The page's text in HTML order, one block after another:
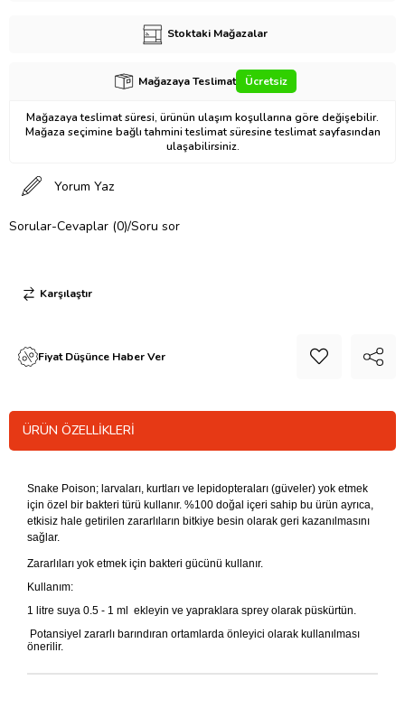
Stoktaki Mağazalar
Mağazaya Teslimat Ücretsiz
Mağazaya teslimat süresi, ürünün ulaşım koşullarına göre değişebilir.
Mağaza seçimine bağlı tahmini teslimat süresine teslimat sayfasından
ulaşabilirsiniz.
Yorum Yaz
Sorular-Cevaplar (0)/Soru sor
Karşılaştır
Fiyat Düşünce Haber Ver
ÜRÜN ÖZELLIKLERI
Snake Poison; larvaları, kurtları ve lepidopteraları (güveler) yok etmek
için özel bir bakteri türü kullanır. %100 doğal içeri sahip bu ürün ayrıca,
etkisiz hale getirilen zararlıların bitkiye besin olarak geri kazanılmasını
sağlar.
Zararlıları yok etmek için bakteri gücünü kullanır.
Kullanım:
1 litre suya 0.5 - 1 ml ekleyin ve yapraklara sprey olarak püskürtün.
Potansiyel zararlı barındıran ortamlarda önleyici olarak kullanılması
önerilir.